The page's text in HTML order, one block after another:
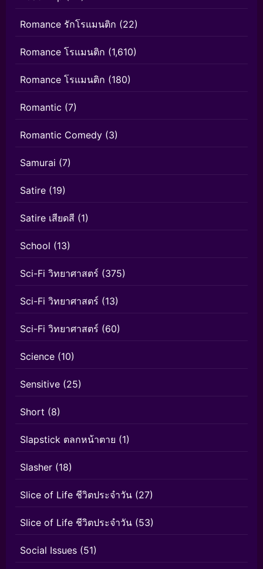
Romance รักโรแมนติก (22)
Romance โรแมนติก (1,610)
Romance โรแมนติก (180)
Romantic (7)
Romantic Comedy (3)
Samurai (7)
Satire (19)
Satire เสียดสี (1)
School (13)
Sci-Fi วิทยาศาสตร์ (375)
Sci-Fi วิทยาศาสตร์ (13)
Sci-Fi วิทยาศาสตร์ (60)
Science (10)
Sensitive (25)
Short (8)
Slapstick ตลกหน้าตาย (1)
Slasher (18)
Slice of Life ชีวิตประจำวัน (27)
Slice of Life ชีวิตประจำวัน (53)
Social Issues (51)